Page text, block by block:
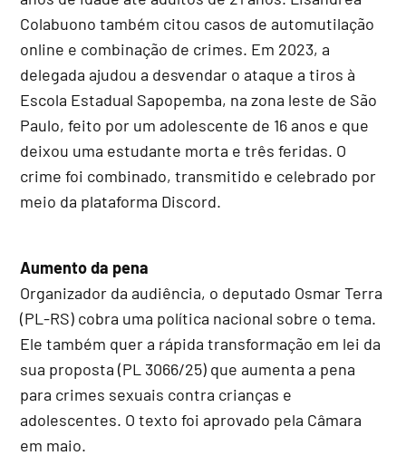
Colabuono também citou casos de automutilação
online e combinação de crimes. Em 2023, a
delegada ajudou a desvendar o ataque a tiros à
Escola Estadual Sapopemba, na zona leste de São
Paulo, feito por um adolescente de 16 anos e que
deixou uma estudante morta e três feridas. O
crime foi combinado, transmitido e celebrado por
meio da plataforma Discord.
Aumento da pena
Organizador da audiência, o deputado Osmar Terra
(PL-RS) cobra uma política nacional sobre o tema.
Ele também quer a rápida transformação em lei da
sua proposta (PL 3066/25) que aumenta a pena
para crimes sexuais contra crianças e
adolescentes. O texto foi aprovado pela Câmara
em maio.